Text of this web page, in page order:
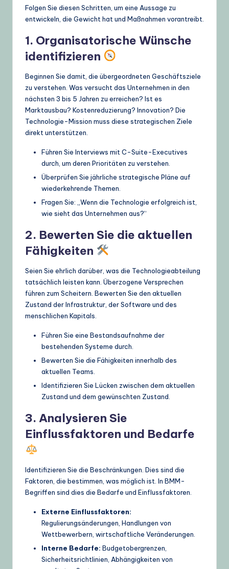
Folgen Sie diesen Schritten, um eine Aussage zu
entwickeln, die Gewicht hat und Maßnahmen vorantreibt.
1. Organisatorische Wünsche
identifizieren
Beginnen Sie damit, die übergeordneten Geschäftsziele
zu verstehen. Was versucht das Unternehmen in den
nächsten 3 bis 5 Jahren zu erreichen? Ist es
Marktausbau? Kostenreduzierung? Innovation? Die
Technologie-Mission muss diese strategischen Ziele
direkt unterstützen.
Führen Sie Interviews mit C-Suite-Executives
durch, um deren Prioritäten zu verstehen.
Überprüfen Sie jährliche strategische Pläne auf
wiederkehrende Themen.
Fragen Sie: „Wenn die Technologie erfolgreich ist,
wie sieht das Unternehmen aus?“
2. Bewerten Sie die aktuellen
Fähigkeiten
Seien Sie ehrlich darüber, was die Technologieabteilung
tatsächlich leisten kann. Überzogene Versprechen
führen zum Scheitern. Bewerten Sie den aktuellen
Zustand der Infrastruktur, der Software und des
menschlichen Kapitals.
Führen Sie eine Bestandsaufnahme der
bestehenden Systeme durch.
Bewerten Sie die Fähigkeiten innerhalb des
aktuellen Teams.
Identifizieren Sie Lücken zwischen dem aktuellen
Zustand und dem gewünschten Zustand.
3. Analysieren Sie
Einflussfaktoren und Bedarfe
Identifizieren Sie die Beschränkungen. Dies sind die
Faktoren, die bestimmen, was möglich ist. In BMM-
Begriffen sind dies die Bedarfe und Einflussfaktoren.
Externe Einflussfaktoren:
Regulierungsänderungen, Handlungen von
Wettbewerbern, wirtschaftliche Veränderungen.
Interne Bedarfe: Budgetobergrenzen,
Sicherheitsrichtlinien, Abhängigkeiten von